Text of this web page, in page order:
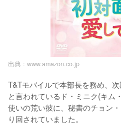
出典 : www.amazon.co.jp
T&Tモバイルで本部長を務め、
と言われているド・ミニク(キム
使いの荒い彼に、秘書のチョン
り回されていました。